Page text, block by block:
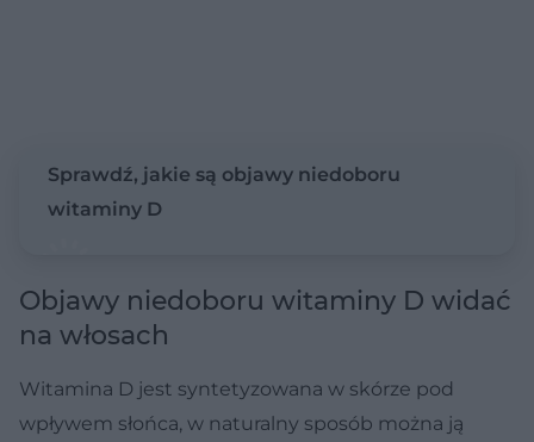
Sprawdź, jakie są objawy niedoboru
witaminy D
Objawy niedoboru witaminy D widać
na włosach
Witamina D jest syntetyzowana w skórze pod
wpływem słońca, w naturalny sposób można ją